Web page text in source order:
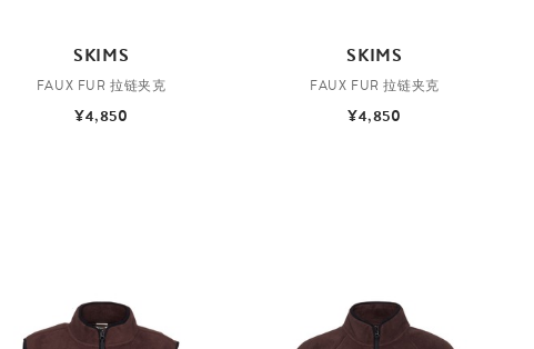
SKIMS
FAUX FUR 拉链夹克
¥4,850
SKIMS
FAUX FUR 拉链夹克
¥4,850